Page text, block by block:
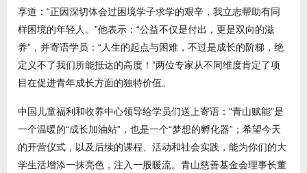
享道：“正因深切体会过困境学子求学的艰辛，我立志帮助有同
样困境的年轻人。”他表示：“公益不仅是付出，更是双向的滋
养”，并寄语学员：“人生的起点与困难，不过是成长的阶梯，绝
定义不了我们所能抵达的高度！”两位专家从不同维度肯定了项
目在促进青年成长方面的独特价值。
中国儿童福利和收养中心领导给学员们送上寄语：“青山赋能”是
一个温暖的“成长加油站”，也是一个“梦想的孵化器”；希望今天
的开营仪式，以及后续的课程、活动和社会实践，能为你们的大
学生活增添一抹亮色，注入一股暖流。青山慈善基金会理事长董